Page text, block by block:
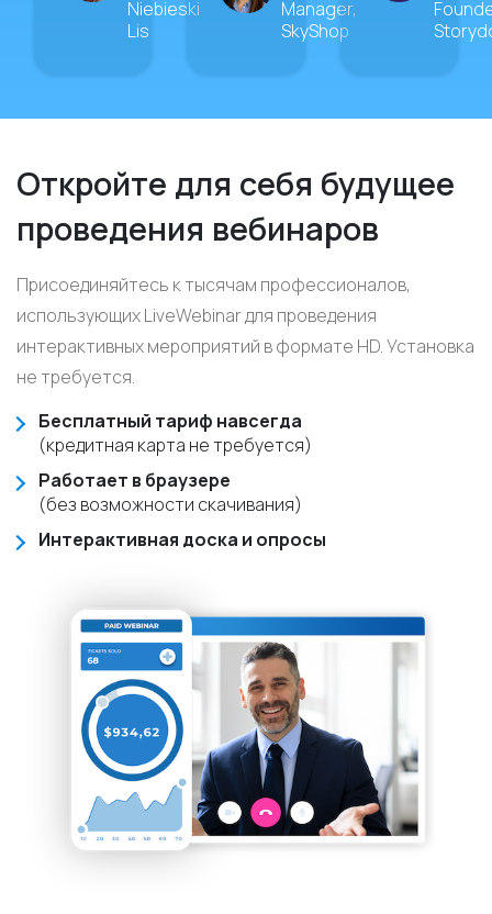
Niebieski
Lis
Manager,
SkyShop
Откройте для себя будущее
проведения вебинаров
Присоединяйтесь к тысячам профессионалов,
использующих LiveWebinar для проведения
интерактивных мероприятий в формате HD. Установка
не требуется.
Бесплатный тариф навсегда
(кредитная карта не требуется)
Работает в браузере
(без возможности скачивания)
Интерактивная доска и опросы